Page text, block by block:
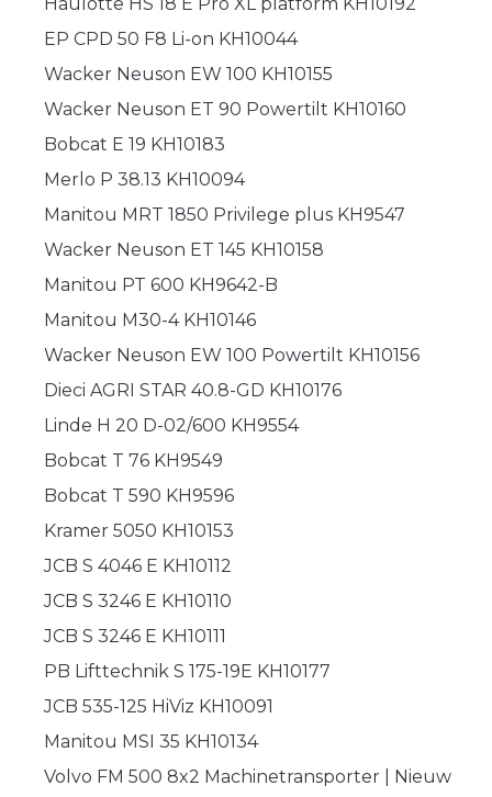
EP CPD 50 F8 Li-on KH10044
Wacker Neuson EW 100 KH10155
Wacker Neuson ET 90 Powertilt KH10160
Bobcat E 19 KH10183
Merlo P 38.13 KH10094
Manitou MRT 1850 Privilege plus KH9547
Wacker Neuson ET 145 KH10158
Manitou PT 600 KH9642-B
Manitou M30-4 KH10146
Wacker Neuson EW 100 Powertilt KH10156
Dieci AGRI STAR 40.8-GD KH10176
Linde H 20 D-02/600 KH9554
Bobcat T 76 KH9549
Bobcat T 590 KH9596
Kramer 5050 KH10153
JCB S 4046 E KH10112
JCB S 3246 E KH10110
JCB S 3246 E KH10111
PB Lifttechnik S 175-19E KH10177
JCB 535-125 HiViz KH10091
Manitou MSI 35 KH10134
Volvo FM 500 8x2 Machinetransporter | Nieuw